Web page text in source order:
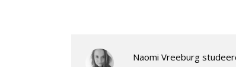
Naomi Vreeburg